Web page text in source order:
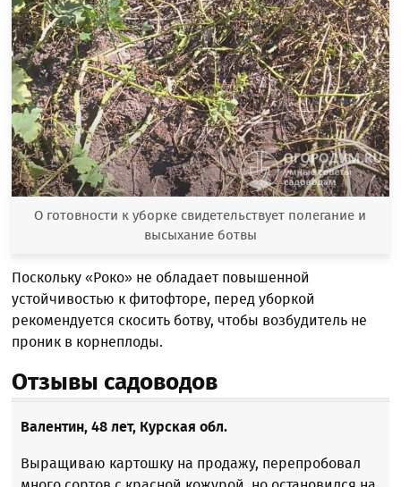
О готовности к уборке свидетельствует полегание и
высыхание ботвы
Поскольку «Роко» не обладает повышенной
устойчивостью к фитофторе, перед уборкой
рекомендуется скосить ботву, чтобы возбудитель не
проник в корнеплоды.
Отзывы садоводов
Валентин, 48 лет, Курская обл.
Выращиваю картошку на продажу, перепробовал